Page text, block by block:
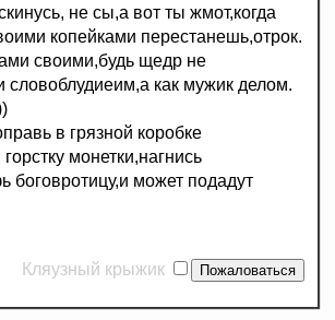
не сы,а вот ты жмот,когда
копейками перестанешь,отрок.
своими,будь щедр не
словоблудиеим,а как мужик делом.
в грязной коробке
горстку монетки,нагнись
боговротицу,и может подадут
Кляузный крыжик